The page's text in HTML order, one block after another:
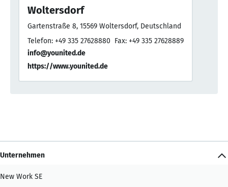
Woltersdorf
Gartenstraße 8, 15569 Woltersdorf, Deutschland
Telefon: +49 335 27628880 Fax: +49 335 27628889
info@younited.de
https://www.younited.de
Unternehmen
New Work SE